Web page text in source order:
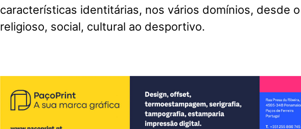
características identitárias, nos vários domínios, desde o
religioso, social, cultural ao desportivo.